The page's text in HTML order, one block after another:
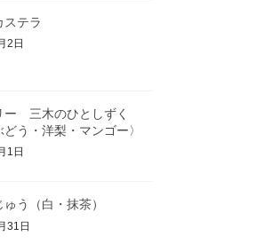
ステラ
2日
ー 三木のひとしずく
どう・洋梨・マンゴー〉
1日
う（白・抹茶）
31日